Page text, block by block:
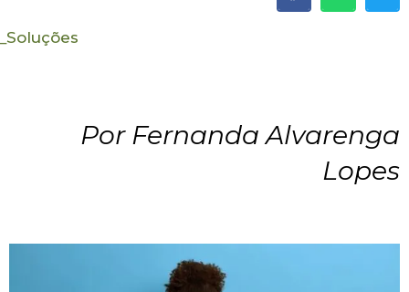
Soluções
Por Fernanda Alvarenga
Lopes